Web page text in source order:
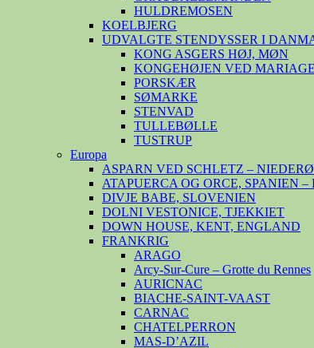
HULDREMOSEN
KOELBJERG
UDVALGTE STENDYSSER I
KONG ASGERS HØJ, MØN
KONGEHØJEN VED
PORSKÆR
SØMARKE
STENVAD
TULLEBØLLE
TUSTRUP
Europa
ASPARN VED SCHLETZ –
ATAPUERCA OG ORCE, SPANIEN
DIVJE BABE, SLOVENIEN
DOLNI VESTONICE, TJEKKIET
DOWN HOUSE, KENT, ENGLAND
FRANKRIG
ARAGO
Arcy-Sur-Cure – Grotte du Rennes
AURICNAC
BIACHE-SAINT-VAAST
CARNAC
CHATELPERRON
MAS-D’AZIL